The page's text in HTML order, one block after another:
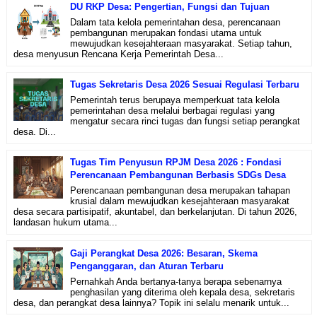
DU RKP Desa: Pengertian, Fungsi dan Tujuan
Dalam tata kelola pemerintahan desa, perencanaan
pembangunan merupakan fondasi utama untuk
mewujudkan kesejahteraan masyarakat. Setiap tahun,
desa menyusun Rencana Kerja Pemerintah Desa...
Tugas Sekretaris Desa 2026 Sesuai Regulasi Terbaru
Pemerintah terus berupaya memperkuat tata kelola
pemerintahan desa melalui berbagai regulasi yang
mengatur secara rinci tugas dan fungsi setiap perangkat
desa. Di...
Tugas Tim Penyusun RPJM Desa 2026 : Fondasi
Perencanaan Pembangunan Berbasis SDGs Desa
Perencanaan pembangunan desa merupakan tahapan
krusial dalam mewujudkan kesejahteraan masyarakat
desa secara partisipatif, akuntabel, dan berkelanjutan. Di tahun 2026,
landasan hukum utama...
Gaji Perangkat Desa 2026: Besaran, Skema
Penganggaran, dan Aturan Terbaru
Pernahkah Anda bertanya-tanya berapa sebenarnya
penghasilan yang diterima oleh kepala desa, sekretaris
desa, dan perangkat desa lainnya? Topik ini selalu menarik untuk...